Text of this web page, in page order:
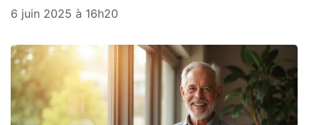
6 juin 2025 à 16h20